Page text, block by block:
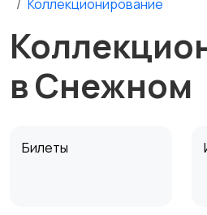
Коллекционирование
в Снежном
Билеты